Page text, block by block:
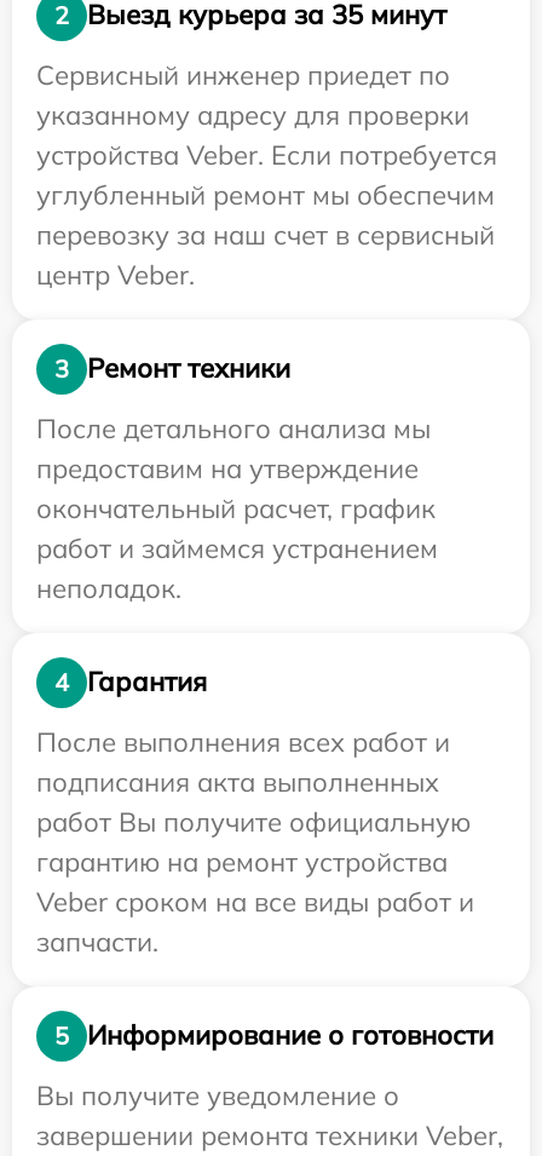
2
Выезд курьера за 35 минут
Сервисный инженер приедет по
указанному адресу для проверки
устройства Veber. Если потребуется
углубленный ремонт мы обеспечим
перевозку за наш счет в сервисный
центр Veber.
3
Ремонт техники
После детального анализа мы
предоставим на утверждение
окончательный расчет, график
работ и займемся устранением
неполадок.
4
Гарантия
После выполнения всех работ и
подписания акта выполненных
работ Вы получите официальную
гарантию на ремонт устройства
Veber сроком на все виды работ и
запчасти.
5
Информирование о готовности
Вы получите уведомление о
завершении ремонта техники Veber,